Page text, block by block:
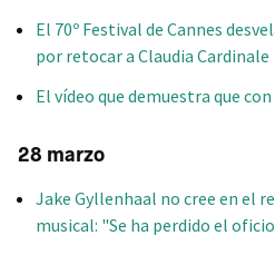
El 70º Festival de Cannes
por retocar a Claudia Cardinale
El vídeo que demuestra que
28 marzo
Jake Gyllenhaal no cree en el
musical: "Se ha perdido el